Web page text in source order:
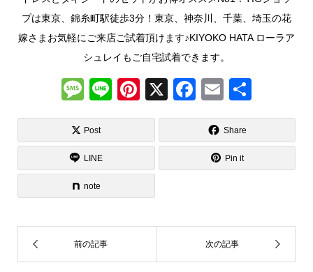
プは東京、錦糸町駅徒歩3分！東京、神奈川、千葉、埼玉の花
嫁さまお気軽にご来店ご試着頂けます♪KIYOKO HATA ローラア
シュレイもご自宅試着できます。
M
e
ss
a
g
e
Li
n
Pi
nt
st
X F
a
c
e
b
o
k
E
m
ail
有
Post Share
LINE Pin it
note